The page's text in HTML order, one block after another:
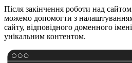
Після закінчення роботи над
можемо допомогти з
сайту, відповідного доменного
унікальним контентом.